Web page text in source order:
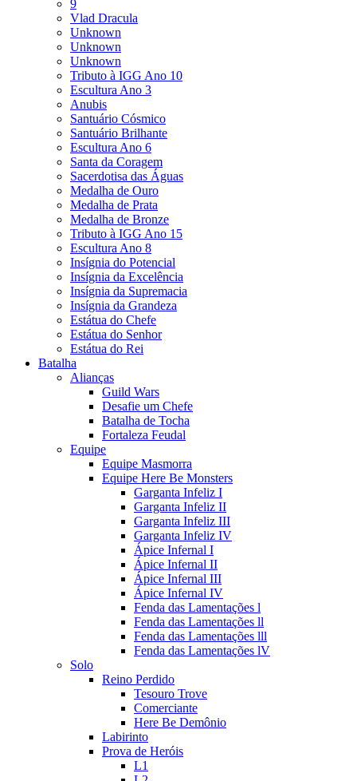
9
Vlad Dracula
Unknown
Unknown
Unknown
Tributo à IGG Ano 10
Escultura Ano 3
Anubis
Santuário Cósmico
Santuário Brilhante
Escultura Ano 6
Santa da Coragem
Sacerdotisa das Águas
Medalha de Ouro
Medalha de Prata
Medalha de Bronze
Tributo à IGG Ano 15
Escultura Ano 8
Insígnia do Potencial
Insígnia da Excelência
Insígnia da Supremacia
Insígnia da Grandeza
Estátua do Chefe
Estátua do Senhor
Estátua do Rei
Batalha
Alianças
Guild Wars
Desafie um Chefe
Batalha de Tocha
Fortaleza Feudal
Equipe
Equipe Masmorra
Equipe Here Be Monsters
Garganta Infeliz I
Garganta Infeliz II
Garganta Infeliz III
Garganta Infeliz IV
Ápice Infernal I
Ápice Infernal II
Ápice Infernal III
Ápice Infernal IV
Fenda das Lamentações l
Fenda das Lamentações ll
Fenda das Lamentações lll
Fenda das Lamentações lV
Solo
Reino Perdido
Tesouro Trove
Comerciante
Here Be Demônio
Labirinto
Prova de Heróis
L1